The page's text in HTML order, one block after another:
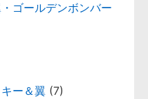
ゴールデンボンバー
ー＆翼 (7)